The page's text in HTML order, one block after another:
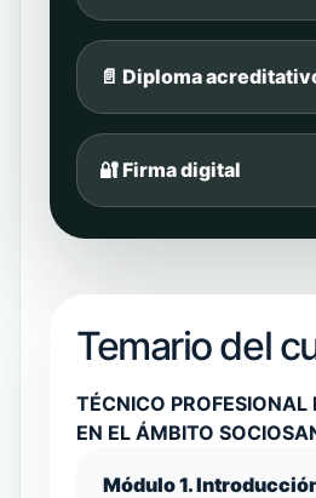
📄 Diploma
🔐 Firma digital
Temario del
TÉCNICO PROFESIONAL
EN EL ÁMBITO
Módulo 1.